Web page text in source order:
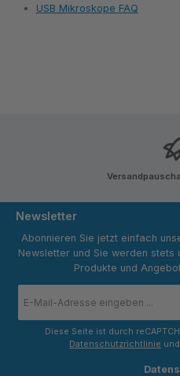
USB Mikroskope FAQ
Newsletter
Abonnieren Sie jetzt einfach
Newsletter und Sie werden stets
Produkte und
Mail-
*
Diese Seite ist durch
Datenschutzrichtlinie und